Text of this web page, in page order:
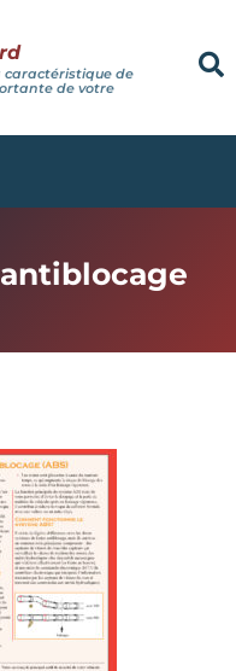
caractéristique de
de votre